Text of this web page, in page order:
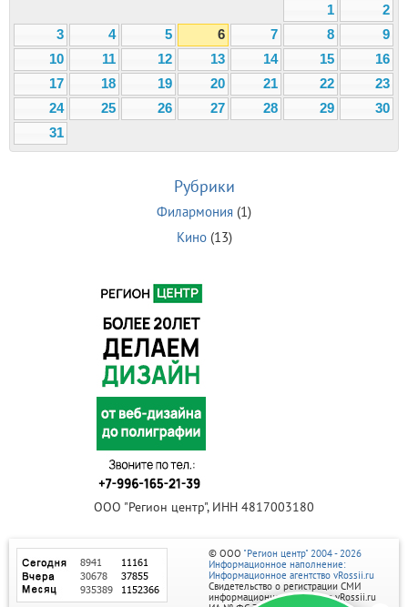
1
2
3
4 5 6 7 8
9
10
11 12 13 14 15
16
17
18 19 20 21 22
23
24
25 26 27 28 29
30
31
Рубрики
Филармония (1)
Кино(13)
ООО "Регион центр", ИНН 4817003180
© ООО "Регион центр" 2004 - 2026
Информационное наполнение:
Информационное агентство vRossii.ru
Свидетельство о регистрации СМИ
информационного агентства vRossii.ru